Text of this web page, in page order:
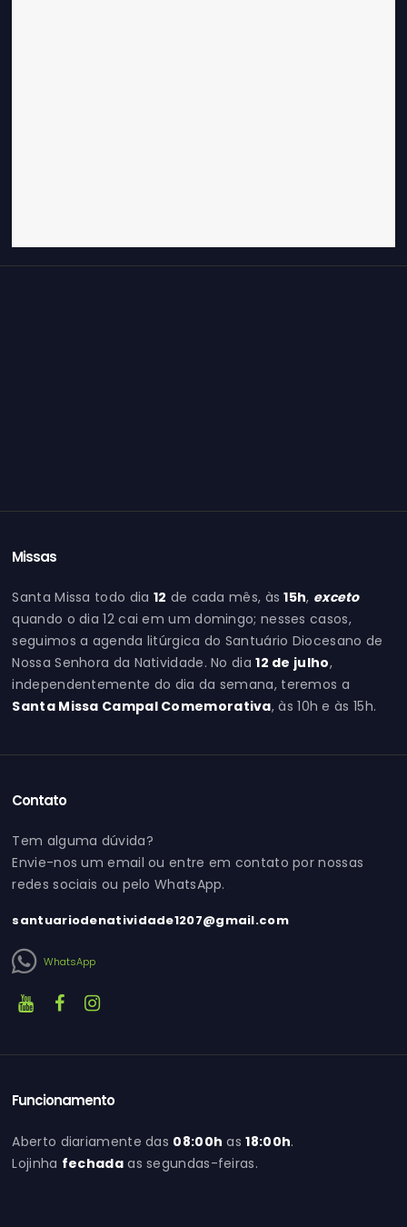
Missas
Santa Missa todo dia 12 de cada mês, às15h, exceto
quando o dia 12 cai em um domingo; nesses casos,
seguimos a agenda litúrgica do Santuário Diocesano de
Nossa Senhora da Natividade. No dia12 de julho,
independentemente do dia da semana, teremos a
Santa Missa Campal Comemorativa, às 10h e às 15h.
Contato
Tem alguma dúvida?
Envie-nos um email ou entre em contato por nossas
redes sociais ou pelo WhatsApp.
santuariodenatividade1207@gmail.com
WhatsApp
Funcionamento
Aberto diariamente das 08:00h as18:00h.
Lojinha fechadaas segundas-feiras.